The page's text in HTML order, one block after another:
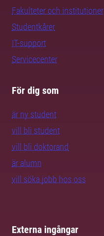
Fakulteter och institutioner
Studentkårer
IT-support
Servicecenter
För dig som
är ny student
vill bli student
vill bli doktorand
är alumn
vill söka jobb hos oss
Externa ingångar